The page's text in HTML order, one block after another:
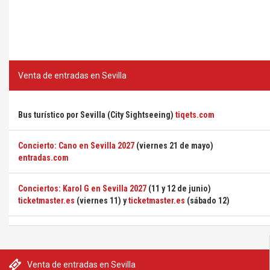
Venta de entradas en Sevilla
Venta de entradas en Sevilla
Bus turístico por Sevilla (City Sightseeing) tiqets.com
Concierto: Cano en Sevilla 2027 (viernes 21 de mayo)
entradas.com
Conciertos: Karol G en Sevilla 2027 (11 y 12 de junio)
ticketmaster.es (viernes 11) yticketmaster.es (sábado 12)